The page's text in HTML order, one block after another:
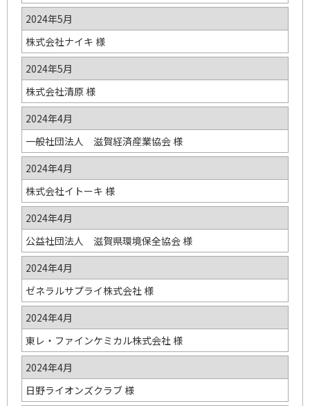
2024年5月
株式会社ナイキ 様
2024年5月
株式会社清原 様
2024年4月
一般社団法人 滋賀経済産業協会 様
2024年4月
株式会社イトーキ 様
2024年4月
公益社団法人 滋賀県環境保全協会 様
2024年4月
ゼネラルサプライ株式会社 様
2024年4月
東レ・ファインケミカル株式会社 様
2024年4月
日野ライオンズクラブ 様